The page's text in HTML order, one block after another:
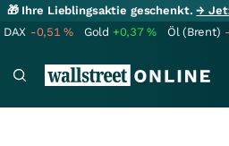
🎁 Ihre Lieblingsaktie geschenkt.→
DAX -0,51% Gold +0,37% Öl (Brent)